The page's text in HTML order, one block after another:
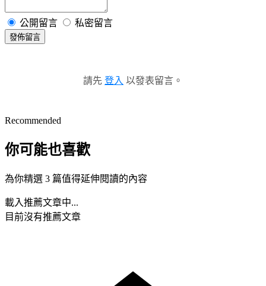
公開留言 私密留言
發佈留言
請先 登入 以發表留言。
Recommended
你可能也喜歡
為你精選 3 篇值得延伸閱讀的內容
載入推薦文章中...
目前沒有推薦文章